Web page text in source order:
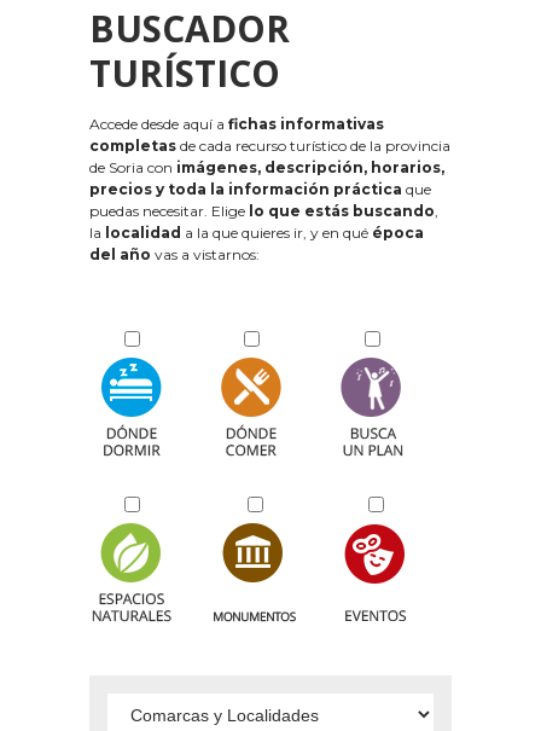
BUSCADOR
TURÍSTICO
Accede desde aquí a fichas informativas
completas de cada recurso turístico de la provincia
de Soria con imágenes, descripción, horarios,
precios y toda la información práctica que
puedas necesitar. Elige lo que estás buscando,
la localidad a la que quieres ir, y en qué época
del año vas a vistarnos: